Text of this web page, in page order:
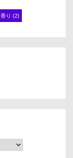
香り (2)